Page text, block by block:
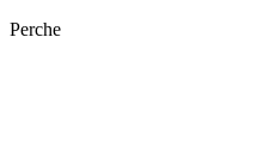
Perche